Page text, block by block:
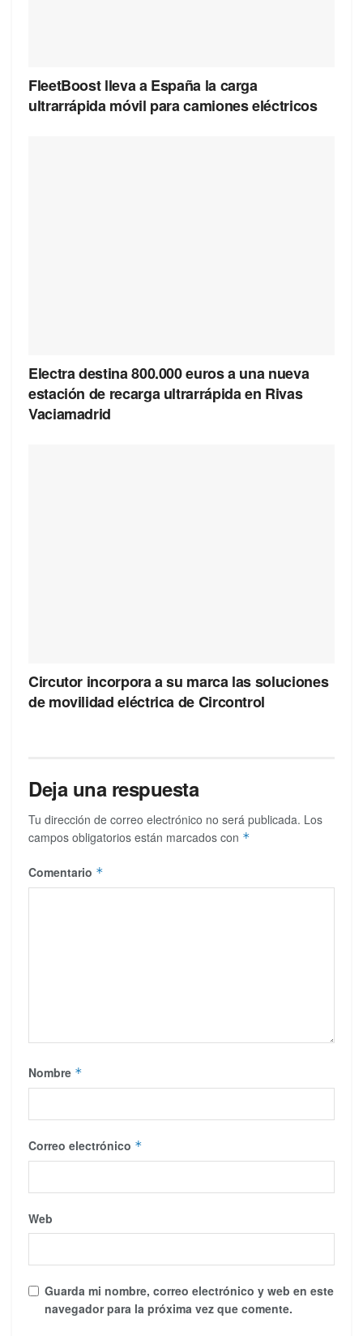
FleetBoost lleva a España la carga
ultrarrápida móvil para camiones eléctricos
Electra destina 800.000 euros a una nueva
estación de recarga ultrarrápida en Rivas
Vaciamadrid
Circutor incorpora a su marca las soluciones
de movilidad eléctrica de Circontrol
Deja una respuesta
Tu dirección de correo electrónico no será publicada. Los
campos obligatorios están marcados con *
Comentario *
Nombre *
Correo electrónico *
Web
Guarda mi nombre, correo electrónico y web en este
navegador para la próxima vez que comente.